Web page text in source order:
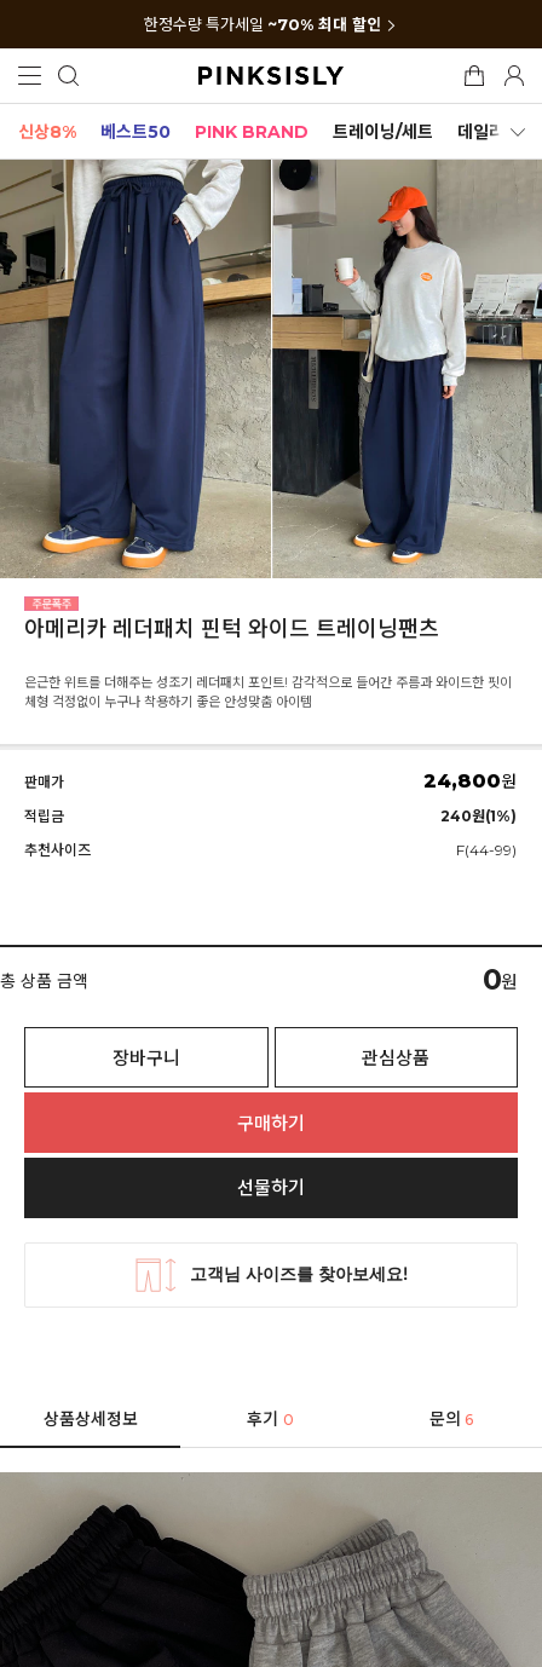
한정수량 특가세일 ~70% 최대 할인
신상8% 베스트50 PINK BRAND 트레이닝/세트 데일리세트
아메리카 레더패치 핀턱 와이드 트레이닝팬츠
은근한 위트를 더해주는 성조기 레더패치 포인트! 감각적으로 들어간 주름과 와이드한 핏이
체형 걱정없이 누구나 착용하기 좋은 안성맞춤 아이템
판매가 24,800원
적립금
240원(1%)
추천사이즈
F(44-99)
총 상품 금액 0원
장바구니 관심상품
구매하기
선물하기
상품상세정보 후기0 문의 6